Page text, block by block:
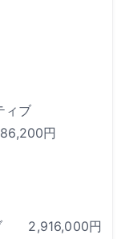
ィブ
円
2,916,000円